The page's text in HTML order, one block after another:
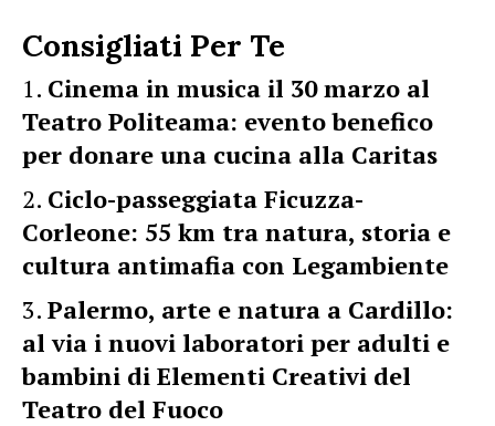
Consigliati Per Te
Cinema in musica il 30 marzo al
Teatro Politeama: evento benefico
per donare una cucina alla Caritas
Ciclo-passeggiata Ficuzza-
Corleone: 55 km tra natura, storia e
cultura antimafia con Legambiente
Palermo, arte e natura a Cardillo:
al via i nuovi laboratori per adulti e
bambini di Elementi Creativi del
Teatro del Fuoco